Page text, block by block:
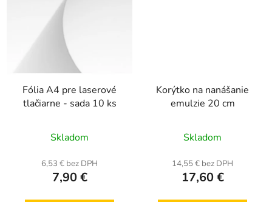
Fólia A4 pre laserové
tlačiarne - sada 10 ks
Skladom
6,53 € bez DPH
7,90 €
Korýtko na nanášanie
emulzie 20 cm
hodnotenie
produktu
je
Skladom
14,55 € bez DPH
17,60 €